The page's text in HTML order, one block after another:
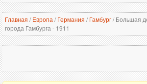
Главная / Европа / Германия / Гамбург/Большая
города Гамбурга - 1911